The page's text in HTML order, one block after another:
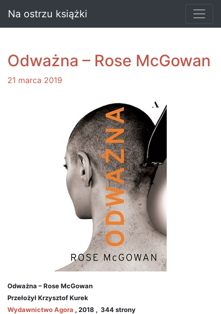
Na ostrzu książki
Odważna – Rose McGowan
21 marca 2019
Odważna – Rose McGowan
PrzełożyłKrzysztof Kurek
WydawnictwoAgora , 2018 , 344 strony